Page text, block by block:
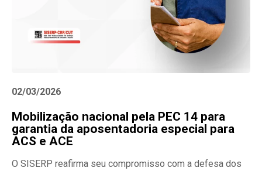
02/03/2026
Mobilização nacional pela PEC 14 para
garantia da aposentadoria especial para
ACS e ACE
O SISERP reafirma seu compromisso com a defesa dos